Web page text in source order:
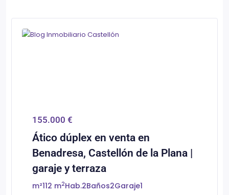
0 Castellón/Castelló
155.000 €
Ático dúplex en venta en
Benadresa, Castellón de la Plana |
garaje y terraza
m²112 m2Hab.2Baños2Garaje1